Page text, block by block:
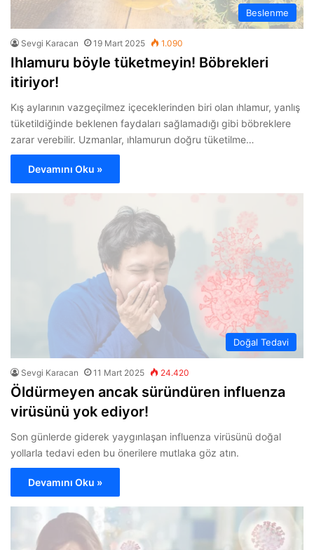
Beslenme
Sevgi Karacan 19 Mart 2025 1.090
Ihlamuru böyle tüketmeyin! Böbrekleri
itiriyor!
Kış aylarının vazgeçilmez içeceklerinden biri olan ıhlamur, yanlış
tüketildiğinde beklenen faydaları sağlamadığı gibi böbreklere
zarar verebilir. Uzmanlar, ıhlamurun doğru tüketilme…
Devamını Oku »
Doğal Tedavi
Sevgi Karacan 11 Mart 2025 24.420
Öldürmeyen ancak süründüren influenza
virüsünü yok ediyor!
Son günlerde giderek yaygınlaşan influenza virüsünü doğal
yollarla tedavi eden bu önerilere mutlaka göz atın.
Devamını Oku »